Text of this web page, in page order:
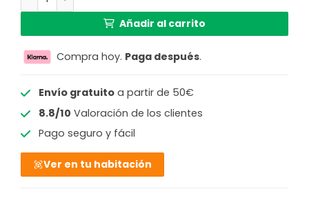
Añadir al carrito
Compra hoy. Paga después.
Envío gratuitoa partir de 50€
8.8/10 Valoración de los clientes
Pago seguro y fácil
Ver en tu habitación